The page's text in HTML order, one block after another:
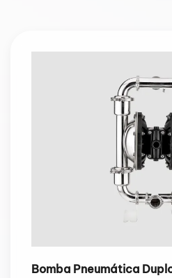
Bomba Pneumática